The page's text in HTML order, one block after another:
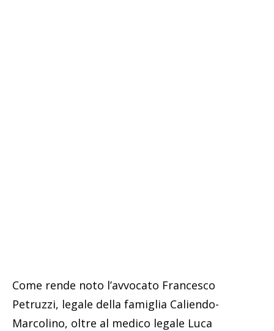
Come rende noto l’avvocato Francesco
Petruzzi, legale della famiglia Caliendo-
Marcolino, oltre al medico legale Luca